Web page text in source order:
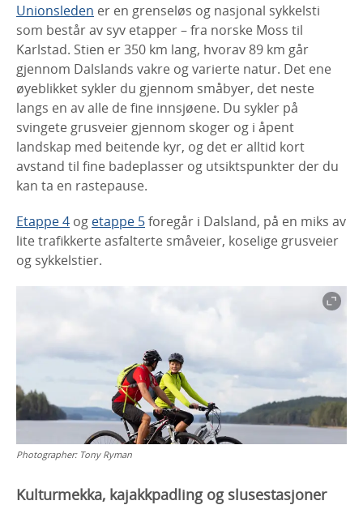
Unionsleden er en grenseløs og nasjonal sykkelsti
som består av syv etapper – fra norske Moss til
Karlstad. Stien er 350 km lang, hvorav 89 km går
gjennom Dalslands vakre og varierte natur. Det ene
øyeblikket sykler du gjennom småbyer, det neste
langs en av alle de fine innsjøene. Du sykler på
svingete grusveier gjennom skoger og i åpent
landskap med beitende kyr, og det er alltid kort
avstand til fine badeplasser og utsiktspunkter der du
kan ta en rastepause.
Etappe 4 og etappe 5foregår i Dalsland, på en miks av
lite trafikkerte asfalterte småveier, koselige grusveier
og sykkelstier.
Photographer: Tony Ryman
Kulturmekka, kajakkpadling og slusestasjoner